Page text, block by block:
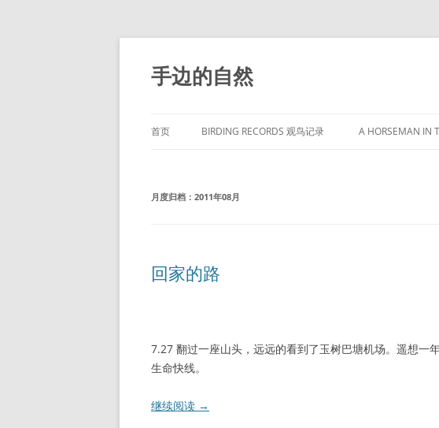
手边的自然
首页 BIRDING RECORDS 观鸟记录 A HORSEMAN IN
月度归档： 2011年08月
回家的路
7.27 翻过一座山头，远远的看到了玉树巴塘机场。遥想一
生命快线。
继续阅读 →